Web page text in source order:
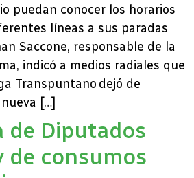
puedan conocer los horarios
líneas a sus paradas
Saccone, responsable de la
indicó a medios radiales que
Transpuntano dejó de
[…]
de Diputados
de consumos